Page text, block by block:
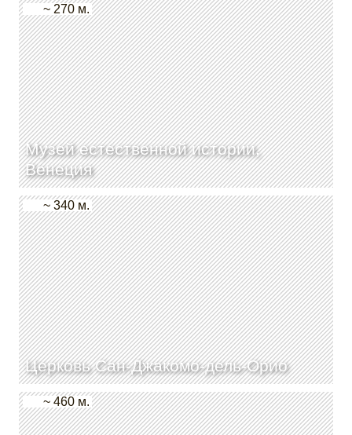
Музей естественной истории,
Венеция
~ 270 м.
Церковь Сан-Джакомо-дель-Орио
~ 340 м.
~ 460 м.